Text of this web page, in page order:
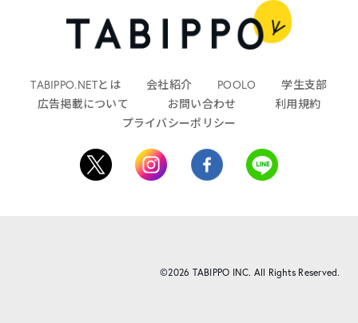
TABIPPO.NETとは 会社紹介 POOLO
学生支部
広告掲載について
お問い合わせ
利用規約
プライバシーポリシー
©2026 TABIPPO INC. All Rights Reserved.